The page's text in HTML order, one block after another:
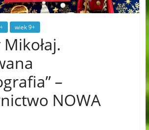
wiek 9+
–
NOWA